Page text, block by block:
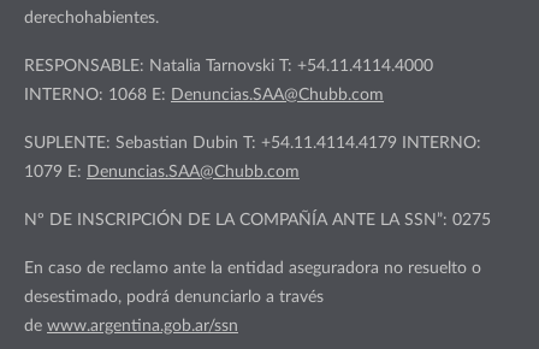
derechohabientes.
RESPONSABLE: Natalia Tarnovski T: +54.11.4114.4000
INTERNO: 1068 E: Denuncias.SAA@Chubb.com
SUPLENTE: Sebastian Dubin T: +54.11.4114.4179 INTERNO:
1079 E: Denuncias.SAA@Chubb.com
Nº DE INSCRIPCIÓN DE LA COMPAÑÍA ANTE LA SSN”: 0275
En caso de reclamo ante la entidad aseguradora no resuelto o
desestimado, podrá denunciarlo a través
de www.argentina.gob.ar/ssn